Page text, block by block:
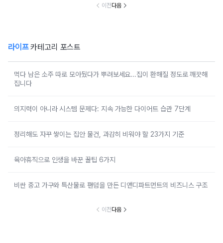
이전다음
라이프카테고리 포스트
먹다 남은 소주 따로 모아뒀다가 뿌려보세요...집이 환해질 정도로 깨끗해
집니다
의지력이 아니라 시스템 문제다: 지속 가능한 다이어트 습관 7단계
정리해도 자꾸 쌓이는 집안 물건, 과감히 비워야 할 23가지 기준
육아휴직으로 인생을 바꾼 꿀팁 6가지
비싼 중고 가구와 특산물로 팬덤을 만든 디앤디파트먼트의 비즈니스 구조
이전다음